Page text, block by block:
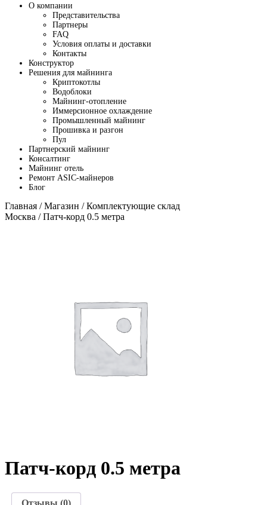
О компании
Представительства
Партнеры
FAQ
Условия оплаты и доставки
Контакты
Конструктор
Решения для майнинга
Криптокотлы
Водоблоки
Майнинг-отопление
Иммерсионное охлаждение
Промышленный майнинг
Прошивка и разгон
Пул
Партнерский майнинг
Консалтинг
Майнинг отель
Ремонт ASIC-майнеров
Блог
Главная /Магазин /Комплектующие склад
Москва / Патч-корд 0.5 метра
Патч-корд 0.5 метра
Отзывы (0)